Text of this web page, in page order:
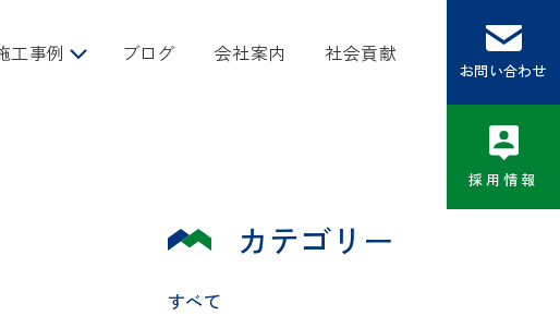
工事例 ブログ 会社案内 社会貢献
お問い合わせ
採用情報
カテゴリー
すべて